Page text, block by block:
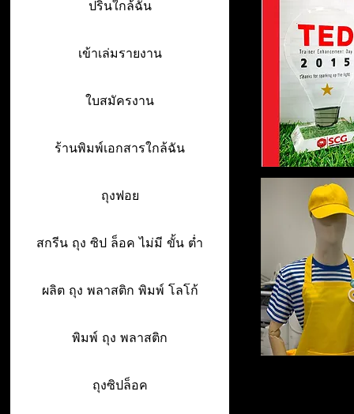
ปริ้นใกล้ฉัน
เข้าเล่มรายงาน
ใบสมัครงาน
ร้านพิมพ์เอกสารใกล้ฉัน
ถุงฟอย
สกรีน ถุง ซิป ล็อค ไม่มี ขั้น ต่ำ
ผลิต ถุง พลาสติก พิมพ์ โลโก้
พิมพ์ ถุง พลาสติก
ถุงซิปล็อค